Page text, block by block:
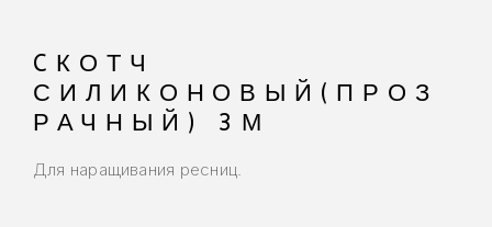
CКОТЧ
СИЛИКОНОВЫЙ(ПРОЗ
РАЧНЫЙ) 3М
Для наращивания ресниц.